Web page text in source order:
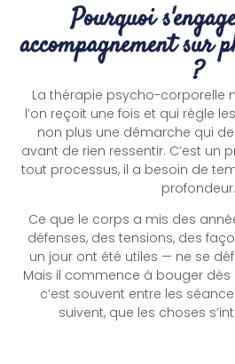
Pourquoi
accompagnement sur
?
La thérapie psycho-corporelle
l’on reçoit une fois et qui règle
non plus une démarche qui
avant de rien ressentir. C’est un
tout processus, il a besoin de
profondeur.
Ce que le corps a mis des
défenses, des tensions, des
un jour ont été utiles — ne se
Mais il commence à bouger dès
c’est souvent entre les
suivent, que les choses